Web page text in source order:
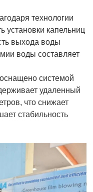
технологии
установки капельниц
выхода воды
воды составляет
системой
удаленный
что снижает
стабильность